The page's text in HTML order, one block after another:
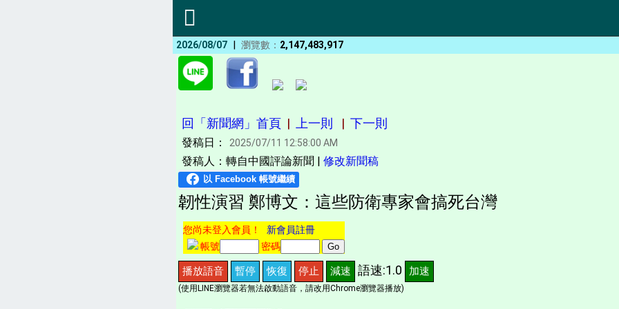
2026/08/07 | 瀏覽數： 2,147,483,917
回「新聞網」首頁 | 上一則 | 下一則
發稿日： 2025/07/11 12:58:00 AM
發稿人：轉自中國評論新聞 | 修改新聞稿
韌性演習 鄭博文：這些防衛專家會搞死台灣
您尚未登入會員！ 新會員註冊
帳號
密碼
播放語音 暫停 恢復 停止 減速 語速:1.0 加速
(使用LINE瀏覽器若無法啟動語音，請改用Chrome瀏覽器播放)